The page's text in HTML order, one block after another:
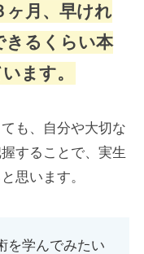
ヶ月、早けれ
きるくらい本
ます。
も、自分や大切な
することで、実生
思います。
を学んでみたい